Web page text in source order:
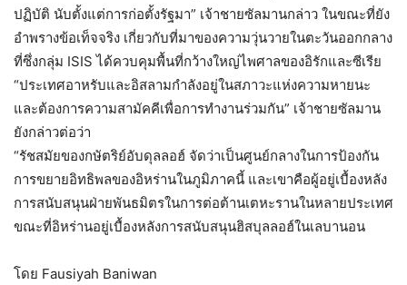
ปฏิบัติ นับตั้งแต่การก่อตั้งรัฐมา” เจ้าชายซัลมานกล่าว ในขณะที่ยัง
อำพรางข้อเท็จจริง เกี่ยวกับที่มาของความวุ่นวายในตะวันออกกลาง
ที่ซึ่งกลุ่ม ISIS ได้ควบคุมพื้นที่กว้างใหญ่ไพศาลของอิรักและซีเรีย
“ประเทศอาหรับและอิสลามกำลังอยู่ในสภาวะแห่งความหายนะ
และต้องการความสามัคคีเพื่อการทำงานร่วมกัน” เจ้าชายซัลมาน
ยังกล่าวต่อว่า
“รัชสมัยของกษัตริย์อับดุลลอฮ์ จัดว่าเป็นศูนย์กลางในการป้องกัน
การขยายอิทธิพลของอิหร่านในภูมิภาคนี้ และเขาคือผู้อยู่เบื้องหลัง
การสนับสนุนฝ่ายพันธมิตรในการต่อต้านเตหะรานในหลายประเทศ
ขณะที่อิหร่านอยู่เบื้องหลังการสนับสนุนฮิสบุลลอฮ์ในเลบานอน
โดย Fausiyah Baniwan